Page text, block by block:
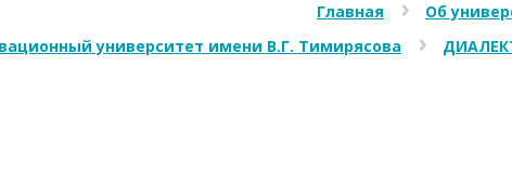
Главная Об
университет имени В.Г. Тимирясова